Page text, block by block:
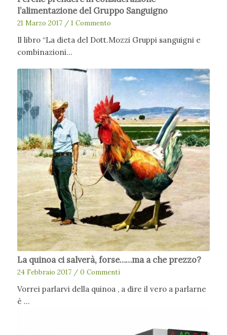
l’alimentazione del Gruppo Sanguigno
21 Marzo 2017 / 1 Commento
Il libro “La dieta del Dott.Mozzi Gruppi sanguigni e
combinazioni…
La quinoa ci salverà, forse……ma a che prezzo?
24 Febbraio 2017 / 0 Commenti
Vorrei parlarvi della quinoa , a dire il vero a parlarne
è …